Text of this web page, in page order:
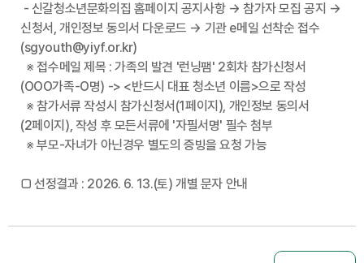
- 신갈청소년문화의집 홈페이지 공지사항 → 참가자 모집 공지 →
신청서, 개인정보 동의서 다운로드 → 기관 e메일 선착순 접수
(sgyouth@yiyf.or.kr)
※ 접수메일 제목 : 가족의 발견 '런닝팸' 2회차 참가신청서
(OOO가족-O명) -> <반드시 대표 청소년 이름>으로 작성
※ 참가서류 작성시 참가신청서(1페이지), 개인정보 동의서
(2페이지), 작성 후 모든서류에 '자필서명' 필수 첨부
※ 부모-자녀가 아닌경우 별도의 증빙을 요청 가능
□ 선정결과 : 2026. 6. 13.(토) 개별 문자 안내